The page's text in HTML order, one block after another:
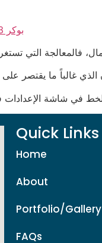
بوكر 3 أوراق مباشر: عندما تتحول لعبة الورق إلى معركة حسابات باردة
Quick Links
Home
About
Portfolio/Gallery
FAQs